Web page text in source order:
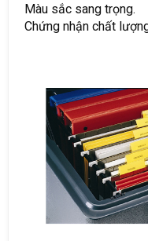
Màu sắc sang trọng.
Chứng nhận chất